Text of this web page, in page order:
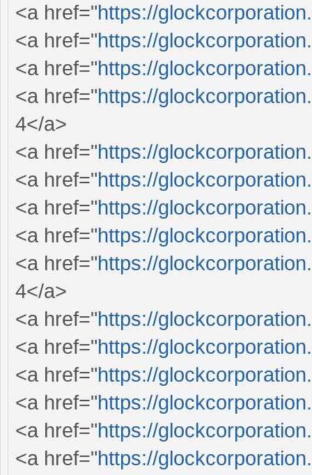
<a href="https://
<a href="https://
<a href="https://
<a href="https://
4</a>
<a href="https://
<a href="https://
<a href="https://
<a href="https://
<a href="https://
4</a>
<a href="https://
<a href="https://
<a href="https://
<a href="https://
<a href="https://
<a href="https://